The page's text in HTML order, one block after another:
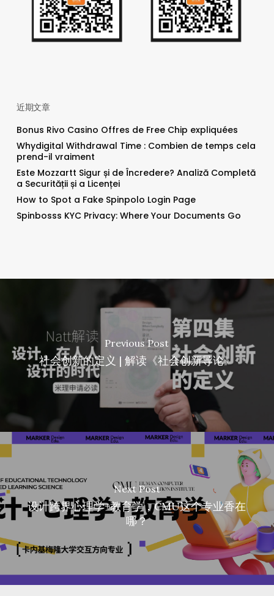
近期文章
Bonus Rivo Casino Offres de Free Chip expliquées
Whydigital Withdrawal Time : Combien de temps cela
prend-il vraiment
Este Mozzartt Sigur și de Încredere? Analiză Completă
a Securității și a Licenței
How to Spot a Fake Spinpolo Login Page
Spinbosss KYC Privacy: Where Your Documents Go
Previous Post
社会创新的定义 | 解读《社会创新导论》
Next Post
设计跨界心理学+教育学，CMU这个专业香在
哪？